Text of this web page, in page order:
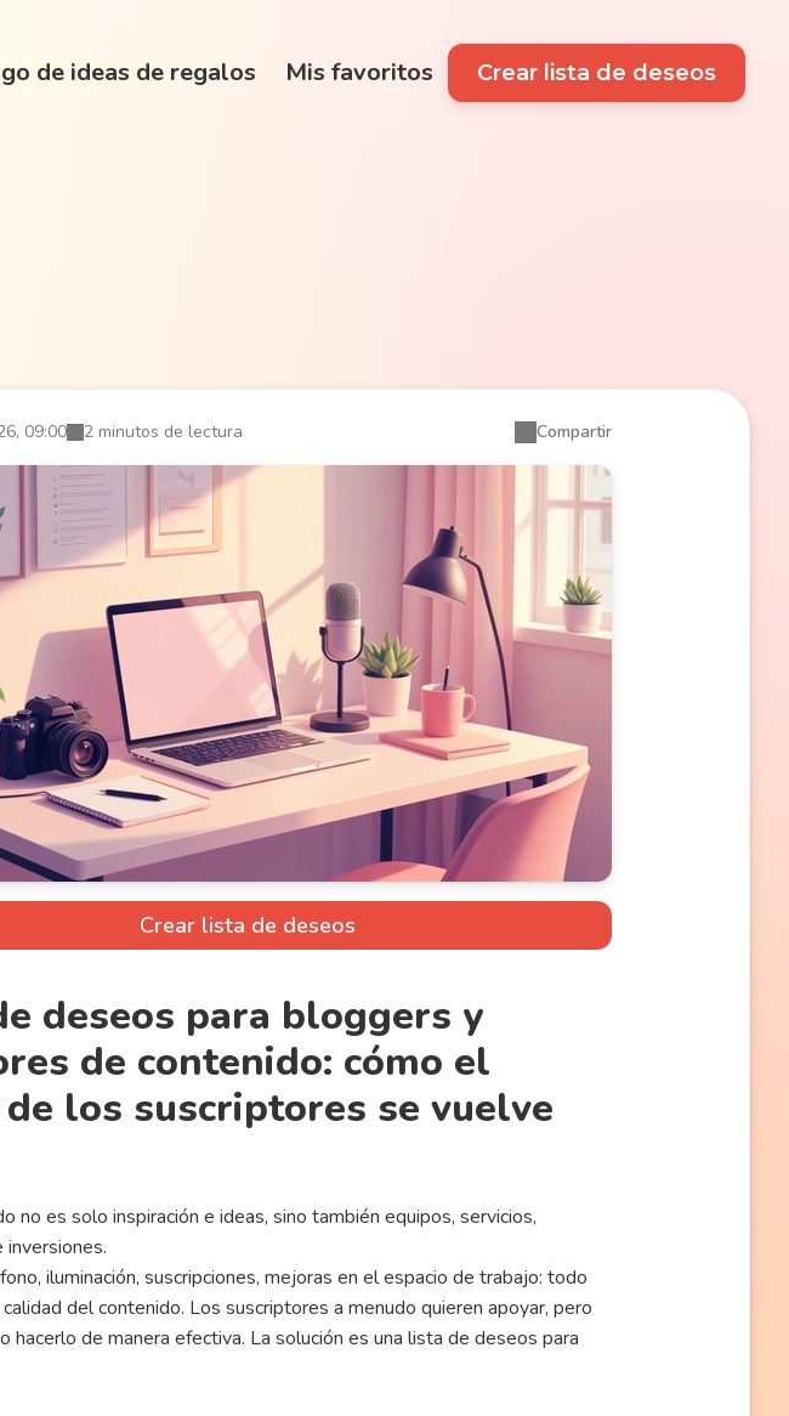
de ideas de regalos Mis favoritos Crear lista de deseos
09:00 2 minutos de lectura Compartir
Crear lista de deseos
deseos para bloggers y
de contenido: cómo el
los suscriptores se vuelve
no es solo inspiración e ideas, sino también equipos, servicios,
inversiones.
iluminación, suscripciones, mejoras en el espacio de trabajo: todo
del contenido. Los suscriptores a menudo quieren apoyar, pero
hacerlo de manera efectiva. La solución es una lista de deseos para